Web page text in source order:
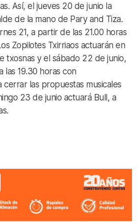
Así, el jueves 20 de junio la
de la mano de Pary and Tiza.
21, a partir de las 21.00 horas
Zopilotes Txirriaos actuarán en
txosnas y el sábado 22 de junio,
las 19.30 horas con
las propuestas musicales
23 de junio actuará Bull, a